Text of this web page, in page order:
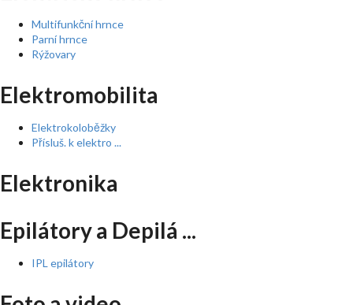
Multifunkční hrnce
Parní hrnce
Rýžovary
Elektromobilita
Elektrokoloběžky
Přísluš. k elektro ...
Elektronika
Epilátory a Depilá ...
IPL epilátory